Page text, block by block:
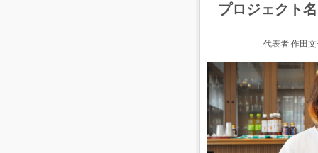
プロジェクト
代表者 作田